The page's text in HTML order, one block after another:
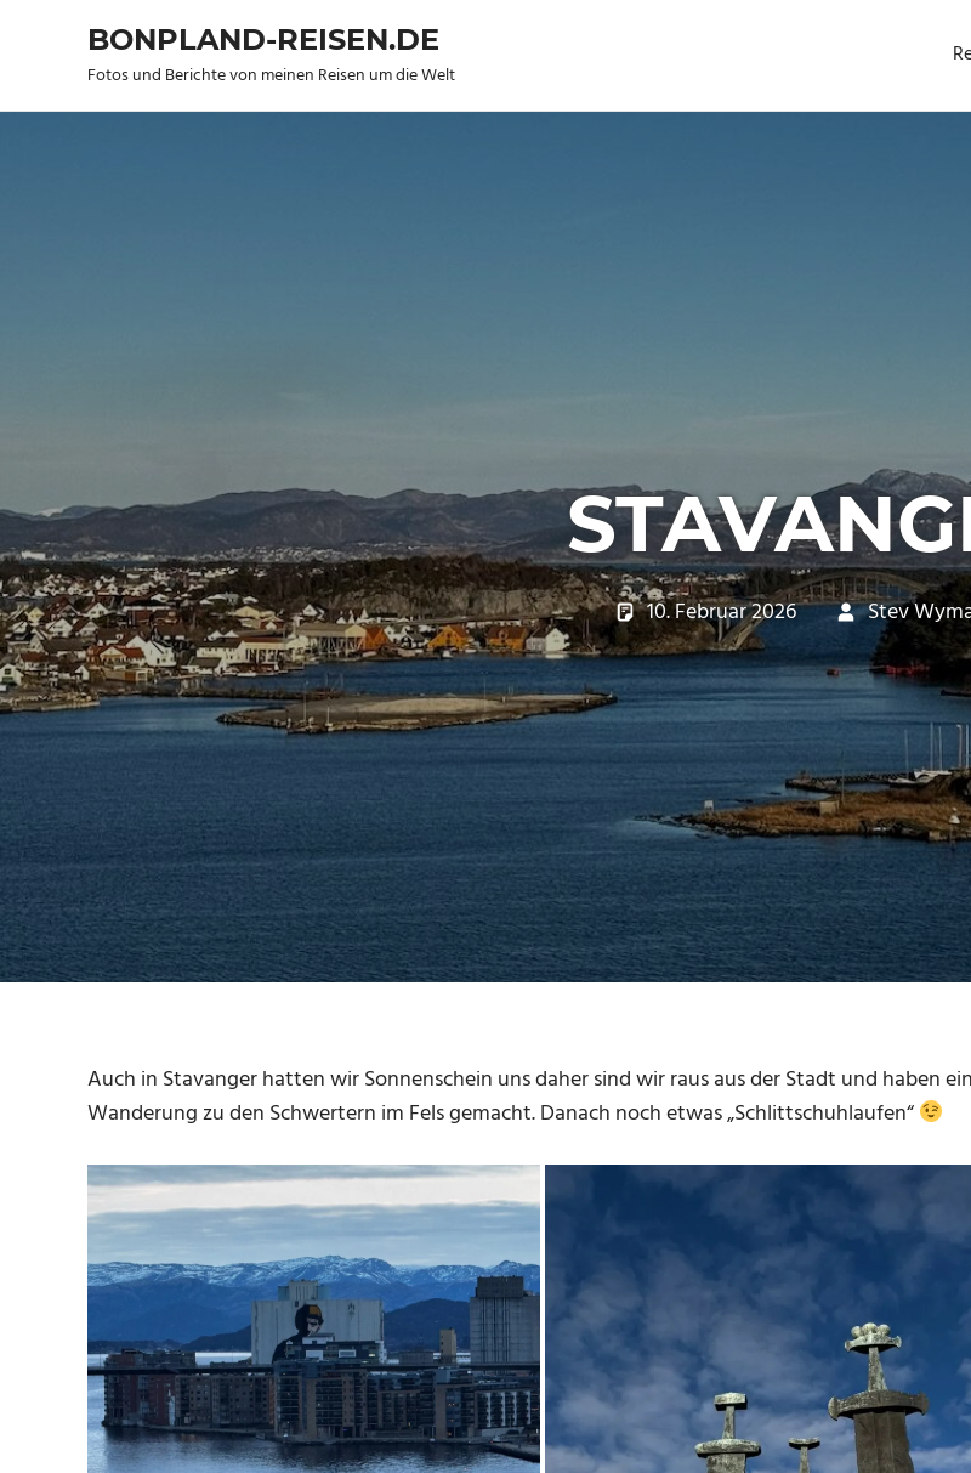
Zum
BONPLAND-REISEN.DE
Fotos und Berichte von meinen Reisen um die Welt
10. Februar 2026 Stev
Auch in Stavanger hatten wir Sonnenschein uns daher sind wir raus aus der Stadt und haben
Wanderung zu den Schwertern im Fels gemacht. Danach noch etwas „Schlittschuhlaufen“